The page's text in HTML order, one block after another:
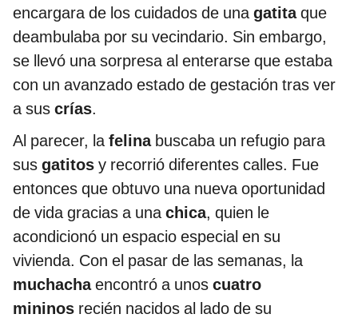
encargara de los cuidados de unagatitaque
deambulaba por su vecindario. Sin embargo,
se llevó una sorpresa al enterarse que estaba
con un avanzado estado de gestación tras ver
a sus crías.
Al parecer, lafelina buscaba un refugio para
sus gatitos y recorrió diferentes calles. Fue
entonces que obtuvo una nueva oportunidad
de vida gracias a unachica, quien le
acondicionó un espacio especial en su
vivienda. Con el pasar de las semanas, la
muchachaencontró a unos cuatro
mininos recién nacidos al lado de su